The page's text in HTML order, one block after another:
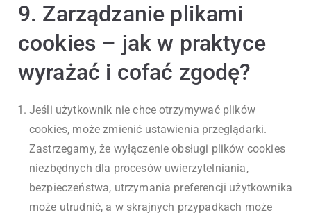
9. Zarządzanie plikami
cookies – jak w praktyce
wyrażać i cofać zgodę?
Jeśli użytkownik nie chce otrzymywać plików
cookies, może zmienić ustawienia przeglądarki.
Zastrzegamy, że wyłączenie obsługi plików cookies
niezbędnych dla procesów uwierzytelniania,
bezpieczeństwa, utrzymania preferencji użytkownika
może utrudnić, a w skrajnych przypadkach może